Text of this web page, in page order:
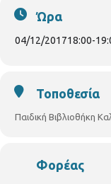
Ώρα
04/12/201718:00-
Τοποθεσία
Παιδική Βιβλιοθήκη
Φορέας